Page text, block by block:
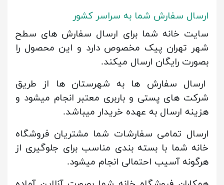
ارسال سفارش شما به سراسر کشور
سایت خانه شما برای ارسال سفارش های سطح
شهر تهران پیک مخصوص دارد و این محصول را
بصورت رایگان ارسال میکند.
ارسال سفارش ها به شهرستان ها از طریق
شرکت های پستی و باربری معتبر انجام میشود و
هزینه ارسال به عهده خریدار میباشد.
ارسال تمامی سفارشات شما مشتریان فروشگاه
خانه شما با بسته بندی مناسب برای جلوگیری از
هرگونه آسیب احتمالی انجام میشود.